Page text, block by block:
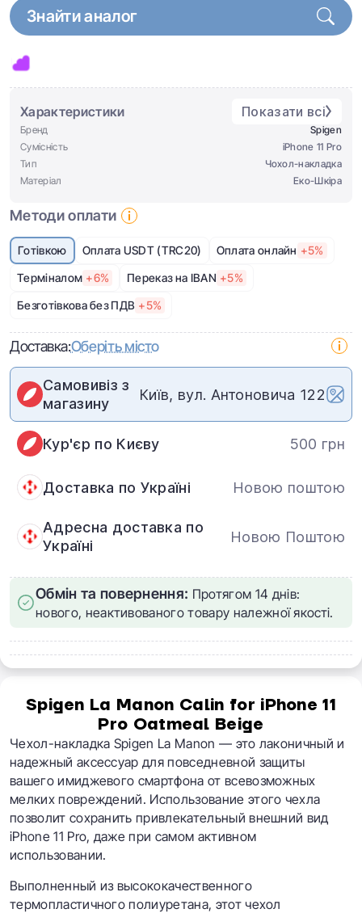
Знайти аналог
Характеристики Показати всі
Бренд
Spigen
Сумісність
iPhone 11 Pro
Тип
Чохол-накладка
Матеріал
Еко-Шкіра
Методи оплати
Готівкою Оплата USDT (TRC20) Оплата онлайн +5%
Терміналом +6% Переказ на IBAN +5%
Безготівкова без ПДВ +5%
Доставка:Оберіть місто
Самовивіз з
магазину
Київ, вул. Антоновича 122
Кур'єр по Києву 500 грн
Доставка по Україні Новою поштою
Адресна доставка по
Україні
Новою Поштою
Обмін та повернення: Протягом 14 днів:
нового, неактивованого товару належної якості.
Spigen La Manon Calin for iPhone 11
Pro Oatmeal Beige
Чехол-накладка Spigen La Manon — это лаконичный и
надежный аксессуар для повседневной защиты
вашего имиджевого смартфона от всевозможных
мелких повреждений. Использование этого чехла
позволит сохранить привлекательный внешний вид
iPhone 11 Pro, даже при самом активном
использовании.
Выполненный из высококачественного
термопластичного полиуретана, этот чехол